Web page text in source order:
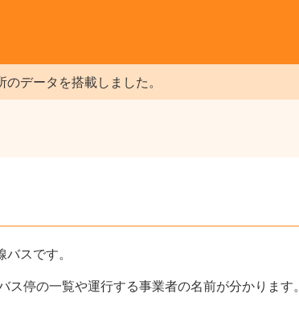
データを搭載しました。
スです。
停の一覧や運行する事業者の名前が分かります。